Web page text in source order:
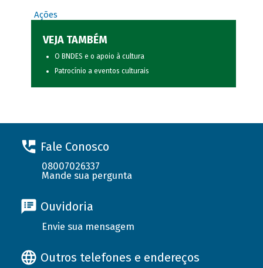
Ações
VEJA TAMBÉM
O BNDES e o apoio à cultura
Patrocínio a eventos culturais
Fale Conosco
08007026337
Mande sua pergunta
Ouvidoria
Envie sua mensagem
Outros telefones e endereços